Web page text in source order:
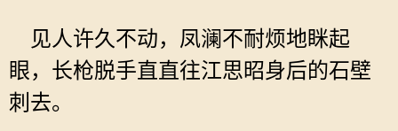
见人许久不动，凤澜不耐烦地眯起
眼，长枪脱手直直往江思昭身后的石壁
刺去。